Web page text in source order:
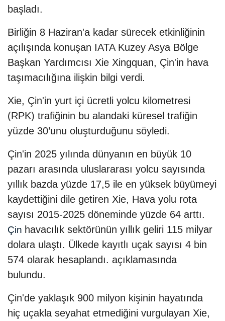
başladı.
Birliğin 8 Haziran'a kadar sürecek etkinliğinin
açılışında konuşan IATA Kuzey Asya Bölge
Başkan Yardımcısı Xie Xingquan, Çin'in hava
taşımacılığına ilişkin bilgi verdi.
Xie, Çin'in yurt içi ücretli yolcu kilometresi
(RPK) trafiğinin bu alandaki küresel trafiğin
yüzde 30’unu oluşturduğunu söyledi.
Çin'in 2025 yılında dünyanın en büyük 10
pazarı arasında uluslararası yolcu sayısında
yıllık bazda yüzde 17,5 ile en yüksek büyümeyi
kaydettiğini dile getiren Xie, Hava yolu rota
sayısı 2015-2025 döneminde yüzde 64 arttı.
Çin havacılık sektörünün yıllık geliri 115 milyar
dolara ulaştı. Ülkede kayıtlı uçak sayısı 4 bin
574 olarak hesaplandı. açıklamasında
bulundu.
Çin'de yaklaşık 900 milyon kişinin hayatında
hiç uçakla seyahat etmediğini vurgulayan Xie,